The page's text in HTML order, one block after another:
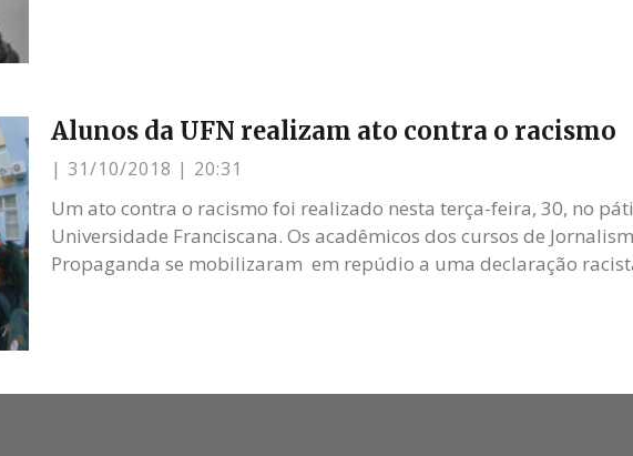
Alunos da UFN realizam ato contra o racismo
31/10/2018 20:31
Um ato contra o racismo foi realizado nesta terça-feira, 30, no
Universidade Franciscana. Os acadêmicos dos cursos de
Propaganda se mobilizaram em repúdio a uma declaração